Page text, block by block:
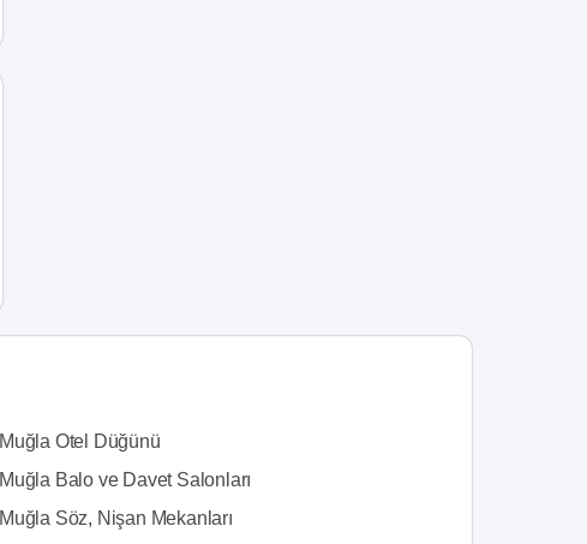
Muğla Otel Düğünü
Muğla Balo ve Davet Salonları
Muğla Söz, Nişan Mekanları